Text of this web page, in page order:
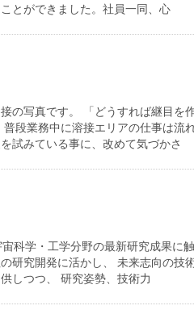
とができました。社員一同、心
の写真です。 「どうすれば継目を
段業務中に溶接エリアの仕事は流
試みている事に、改めて気づかさ
科学・工学分野の最新研究成果に
研究開発に活かし、 未来志向の技
しつつ、 研究姿勢、技術力